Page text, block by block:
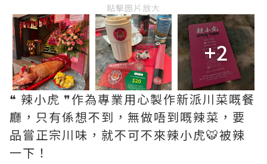
點擊圖片放大
+2
❝ 辣小虎 ❞作為專業用心製作新派川菜嘅餐
廳，只有係想不到，無做唔到嘅辣菜，要
品嘗正宗川味，就不可不來辣小虎🐯被辣
一下！